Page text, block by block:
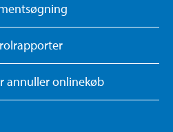
annuller onlinekøb